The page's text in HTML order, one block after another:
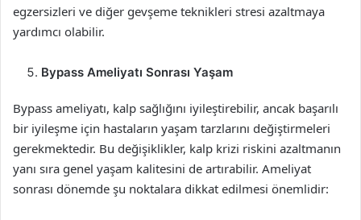
egzersizleri ve diğer gevşeme teknikleri stresi azaltmaya
yardımcı olabilir.
Bypass Ameliyatı Sonrası Yaşam
Bypass ameliyatı, kalp sağlığını iyileştirebilir, ancak başarılı
bir iyileşme için hastaların yaşam tarzlarını değiştirmeleri
gerekmektedir. Bu değişiklikler, kalp krizi riskini azaltmanın
yanı sıra genel yaşam kalitesini de artırabilir. Ameliyat
sonrası dönemde şu noktalara dikkat edilmesi önemlidir: